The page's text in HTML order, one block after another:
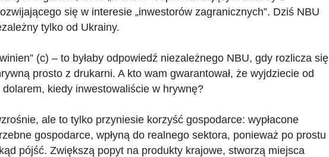
się w interesie „inwestorów zagranicznych”. Dziś NBU
tylko od Ukrainy.
(c) – to byłaby odpowiedź niezależnego NBU, gdy rozlicza się
prosto z drukarni. A kto wam gwarantował, że wyjdziecie od
kiedy inwestowaliście w hrywnę?
ale to tylko przyniesie korzyść gospodarce: wypłacone
gospodarce, wpłyną do realnego sektora, ponieważ po prostu
pójść. Zwiększą popyt na produkty krajowe, stworzą miejsca